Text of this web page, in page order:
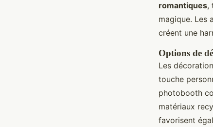
romantiques,
magique. Les
créent une
Options de
Les
touche
photobooth
matériaux
favorisent